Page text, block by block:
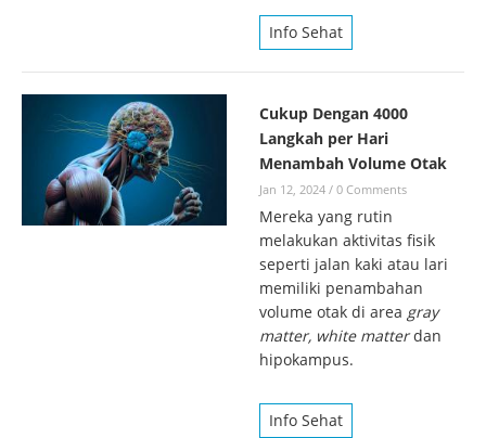
Info Sehat
Cukup Dengan 4000
Langkah per Hari
Menambah Volume Otak
Jan 12, 2024 / 0 Comments
Mereka yang rutin
melakukan aktivitas fisik
seperti jalan kaki atau lari
memiliki penambahan
volume otak di area gray
matter, white matterdan
hipokampus.
Info Sehat